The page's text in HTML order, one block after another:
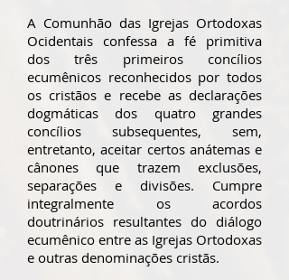
A Comunhão das Igrejas Ortodoxas
Ocidentais confessa a fé primitiva
dos três primeiros concílios
ecumênicos reconhecidos por todos
os cristãos e recebe as declarações
dogmáticas dos quatro grandes
concílios subsequentes, sem,
entretanto, aceitar certos anátemas e
cânones que trazem exclusões,
separações e divisões. Cumpre
integralmente os acordos
doutrinários resultantes do diálogo
ecumênico entre as Igrejas Ortodoxas
e outras denominações cristãs.